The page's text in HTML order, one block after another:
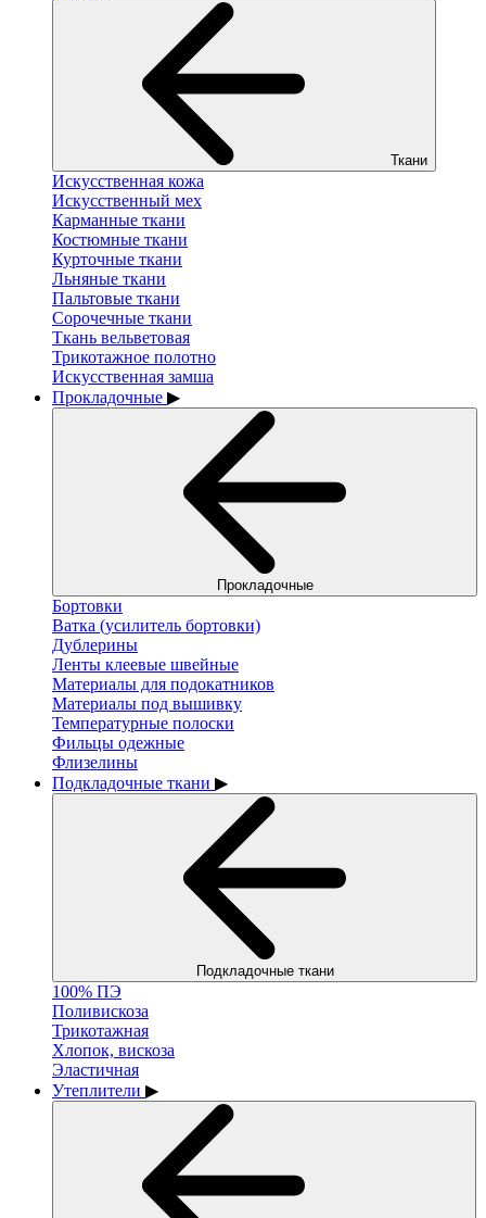
Ткани
Искусственная кожа
Искусственный мех
Карманные ткани
Костюмные ткани
Курточные ткани
Льняные ткани
Пальтовые ткани
Сорочечные ткани
Ткань вельветовая
Трикотажное полотно
Искусственная замша
Прокладочные ▶
Прокладочные
Бортовки
Ватка (усилитель бортовки)
Дублерины
Ленты клеевые швейные
Материалы для подокатников
Материалы под вышивку
Температурные полоски
Фильцы одежные
Флизелины
Подкладочные ткани ▶
Подкладочные ткани
100% ПЭ
Поливискоза
Трикотажная
Хлопок, вискоза
Эластичная
Утеплители ▶